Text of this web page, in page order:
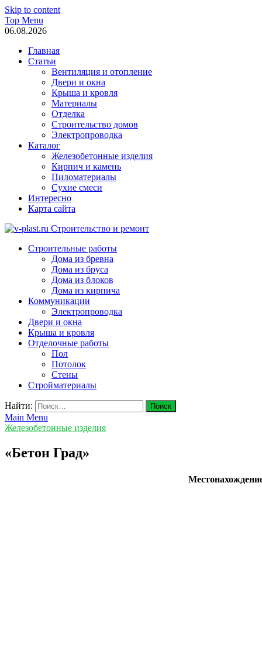
Skip to content
Top Menu
06.08.2026
Главная
Статьи
Вентиляция и отопление
Двери и окна
Крыша и кровля
Материалы
Отделка
Строительство домов
Электропроводка
Каталог
Железобетонные изделия
Кирпич и камень
Пиломатериалы
Сухие смеси
Интересно
Карта сайта
v-plast.ru Строительство и ремонт
Строительные работы
Дома из бревна
Дома из бруса
Дома из блоков
Дома из кирпича
Коммуникации
Электропроводка
Двери и окна
Крыша и кровля
Отделочные работы
Пол
Потолок
Стены
Стройматериалы
Найти:
Main Menu
Железобетонные изделия
«Бетон Град»